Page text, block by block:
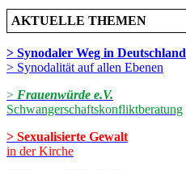
AKTUELLE THEMEN
> Synodaler Weg in Deutschland
> Synodalität auf allen Ebenen
> Frauenwürde e.V.
Schwangerschaftskonfliktberatung
> Sexualisierte Gewalt
in der Kirche